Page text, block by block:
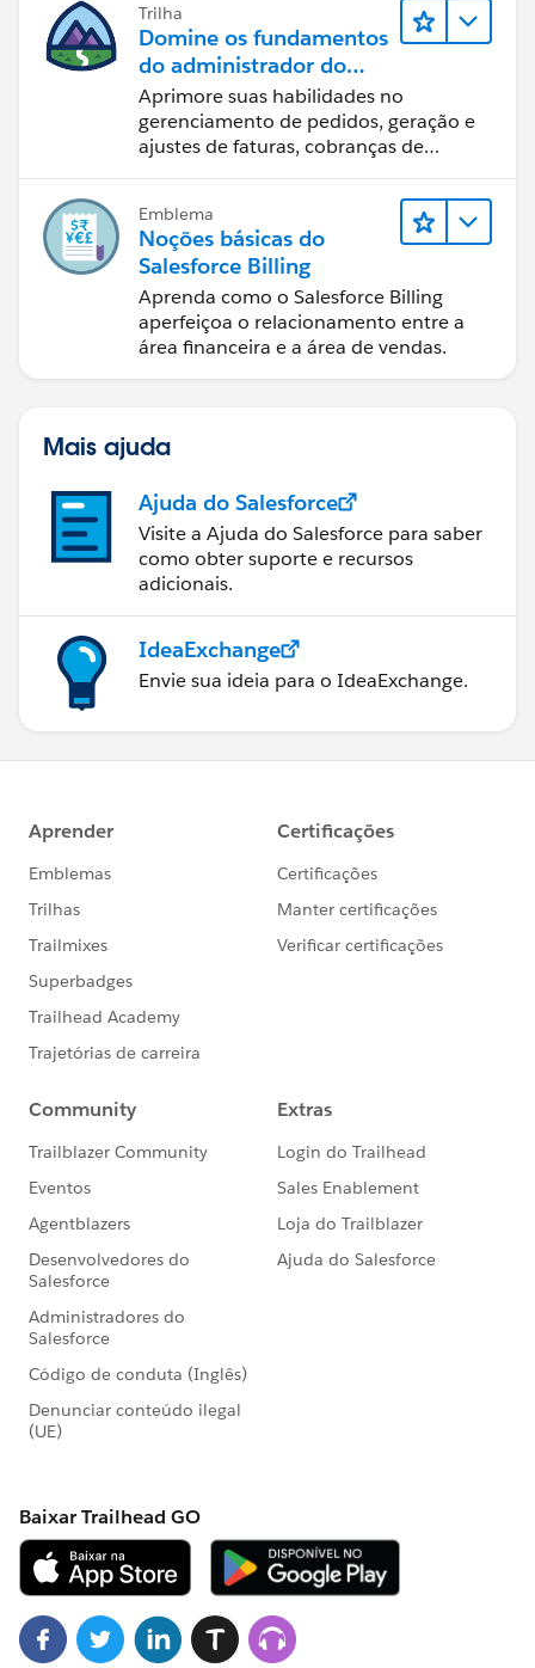
Trilha
Domine os fundamentos
do administrador do
Salesforce Billing
Aprimore suas habilidades no
gerenciamento de pedidos, geração e
ajustes de faturas, cobranças de
Emblema
Noções básicas do
Salesforce Billing
Aprenda como o Salesforce Billing
aperfeiçoa o relacionamento entre a
área financeira e a área de vendas.
Mais ajuda
Ajuda do Salesforce
Visite a Ajuda do Salesforce para saber
como obter suporte e recursos
adicionais.
IdeaExchange
Envie sua ideia para o IdeaExchange.